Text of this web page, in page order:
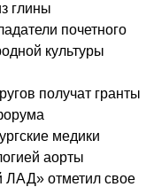
глины
почетного
культуры
получат гранты
медики
аорты
ЛАД» отметил свое